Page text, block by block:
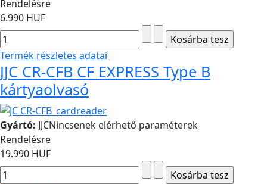
Rendelésre
6.990 HUF
Termék részletes adatai
JJC CR-CFB CF EXPRESS Type B
kártyaolvasó
Gyártó: JJCNincsenek elérhető paraméterek
Rendelésre
19.990 HUF